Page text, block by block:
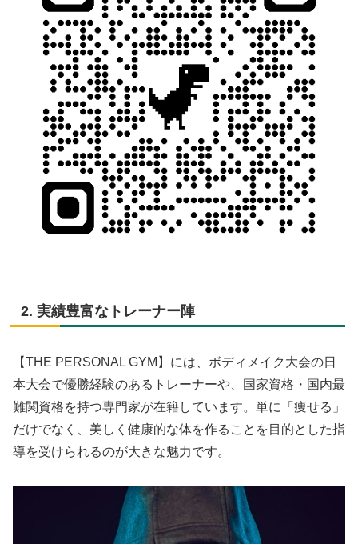
2. 実績豊富なトレーナー陣
【THE PERSONAL GYM】には、ボディメイク大会の日
本大会で優勝経験のあるトレーナーや、国家資格・国内最
難関資格を持つ専門家が在籍しています。単に「痩せる」
だけでなく、美しく健康的な体を作ることを目的とした指
導を受けられるのが大きな魅力です。